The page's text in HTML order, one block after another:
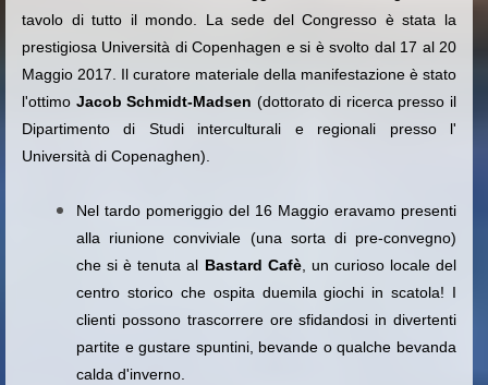
tavolo di tutto il mondo. La sede del Congresso è stata la
prestigiosa Università di Copenhagen e si è svolto dal 17 al 20
Maggio 2017. Il curatore materiale della manifestazione è stato
l'ottimo Jacob Schmidt-Madsen (dottorato di ricerca presso il
Dipartimento di Studi interculturali e regionali presso l'
Università di Copenaghen).
Nel tardo pomeriggio del 16 Maggio eravamo presenti
alla riunione conviviale (una sorta di pre-convegno)
che si è tenuta al Bastard Cafè, un curioso locale del
centro storico che ospita duemila giochi in scatola! I
clienti possono trascorrere ore sfidandosi in divertenti
partite e gustare spuntini, bevande o qualche bevanda
calda d'inverno.